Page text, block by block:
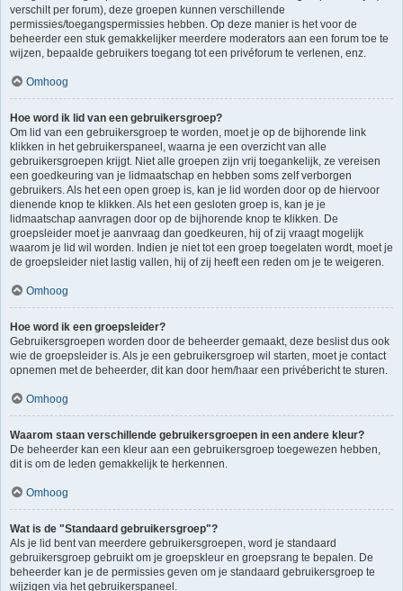
verschilt per forum), deze groepen kunnen verschillende
permissies/toegangspermissies hebben. Op deze manier is het voor de
beheerder een stuk gemakkelijker meerdere moderators aan een forum toe te
wijzen, bepaalde gebruikers toegang tot een privéforum te verlenen, enz.
Omhoog
Hoe word ik lid van een gebruikersgroep?
Om lid van een gebruikersgroep te worden, moet je op de bijhorende link
klikken in het gebruikerspaneel, waarna je een overzicht van alle
gebruikersgroepen krijgt. Niet alle groepen zijn vrij toegankelijk, ze vereisen
een goedkeuring van je lidmaatschap en hebben soms zelf verborgen
gebruikers. Als het een open groep is, kan je lid worden door op de hiervoor
dienende knop te klikken. Als het een gesloten groep is, kan je je
lidmaatschap aanvragen door op de bijhorende knop te klikken. De
groepsleider moet je aanvraag dan goedkeuren, hij of zij vraagt mogelijk
waarom je lid wil worden. Indien je niet tot een groep toegelaten wordt, moet je
de groepsleider niet lastig vallen, hij of zij heeft een reden om je te weigeren.
Omhoog
Hoe word ik een groepsleider?
Gebruikersgroepen worden door de beheerder gemaakt, deze beslist dus ook
wie de groepsleider is. Als je een gebruikersgroep wil starten, moet je contact
opnemen met de beheerder, dit kan door hem/haar een privébericht te sturen.
Omhoog
Waarom staan verschillende gebruikersgroepen in een andere kleur?
De beheerder kan een kleur aan een gebruikersgroep toegewezen hebben,
dit is om de leden gemakkelijk te herkennen.
Omhoog
Wat is de "Standaard gebruikersgroep"?
Als je lid bent van meerdere gebruikersgroepen, word je standaard
gebruikersgroep gebruikt om je groepskleur en groepsrang te bepalen. De
beheerder kan je de permissies geven om je standaard gebruikersgroep te
wijzigen via het gebruikerspaneel.